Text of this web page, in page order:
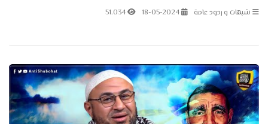
فودافون...
شبهات و ردود عامة 18-05-2024
51.034